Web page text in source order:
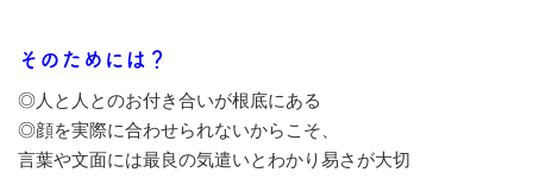
そのためには？
◎人と人とのお付き合いが根底にある
◎顔を実際に合わせられないからこそ、
言葉や文面には最良の気遣いとわかり易さが大切